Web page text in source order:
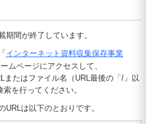
期間が終了しています。
インターネット資料収集保存事業
ムページにアクセスして、
またはファイル名（URL最後の「/」以
を行ってください。
は以下のとおりです。